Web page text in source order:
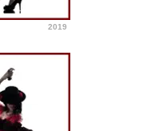
2019